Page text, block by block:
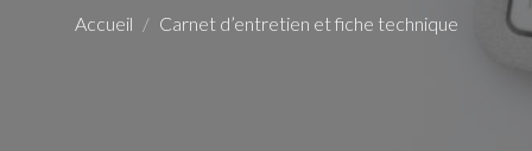
Accueil Carnet d’entretien et fiche technique